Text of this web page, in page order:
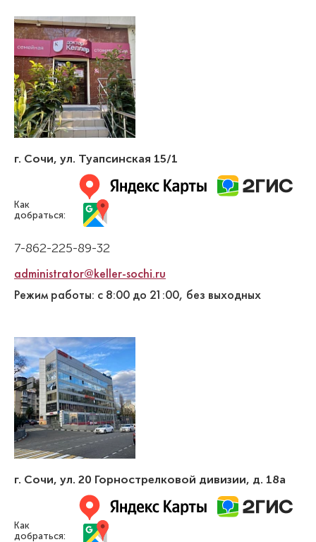
г. Сочи, ул. Туапсинская 15/1
Как
добраться:
7-862-225-89-32
administrator@keller-sochi.ru
Режим работы: с 8:00 до 21:00, без выходных
г. Сочи, ул. 20 Горнострелковой дивизии, д. 18а
Как
добраться: